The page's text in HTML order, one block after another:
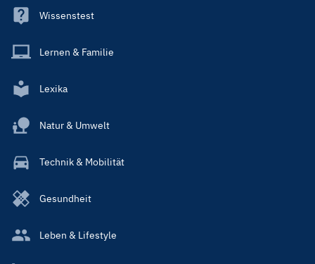
Wissenstest
Lernen & Familie
Lexika
Natur & Umwelt
Technik & Mobilität
Gesundheit
Leben & Lifestyle